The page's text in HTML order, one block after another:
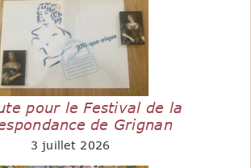
pour le Festival de la
de Grignan
3 juillet 2026